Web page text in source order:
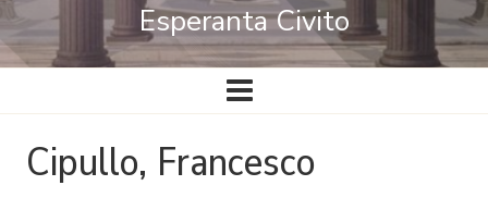
Esperanta Civito
Ĉefa
navigado
Cipullo, Francesco